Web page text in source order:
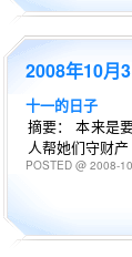
2008年10月
十一的日子
摘要： 本来是
人帮她们守财
POSTED @ 2008-